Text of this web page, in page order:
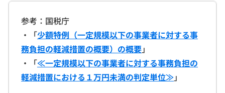
参考：国税庁
・「少額特例（一定規模以下の事業者に対する事
務負担の軽減措置の概要）の概要」
・「≪一定規模以下の事業者に対する事務負担の
軽減措置における１万円未満の判定単位≫」